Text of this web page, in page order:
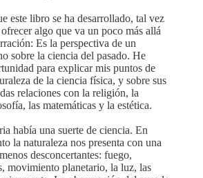
este libro se ha desarrollado, tal vez
algo que va un poco más allá
Es la perspectiva de un
sobre la ciencia del pasado. He
para explicar mis puntos de
de la ciencia física, y sobre sus
relaciones con la religión, la
las matemáticas y la estética.
había una suerte de ciencia. En
la naturaleza nos presenta con una
desconcertantes: fuego,
movimiento planetario, la luz, las